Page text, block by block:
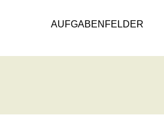
AUFGABENFELDER